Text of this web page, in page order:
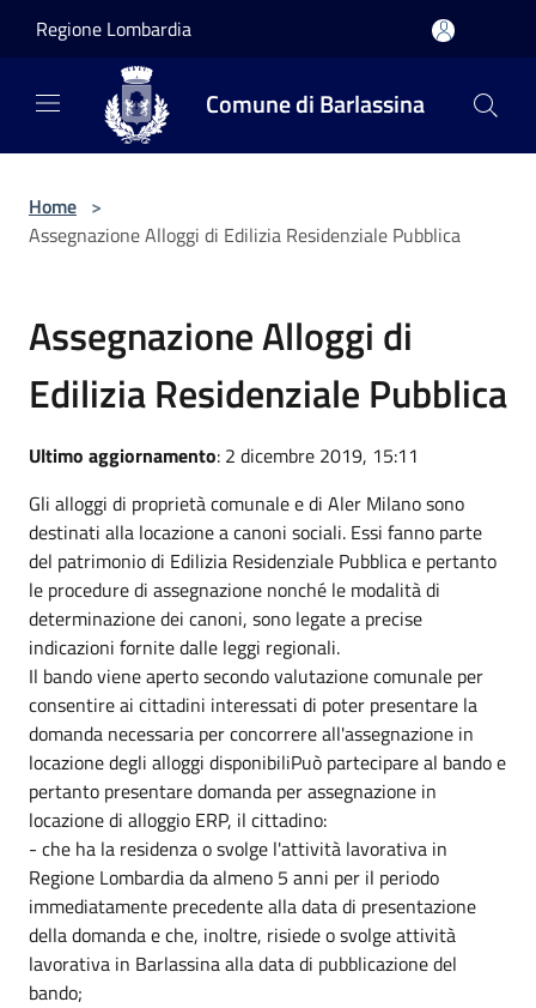
Regione Lombardia
Comune di Barlassina
Home >
Assegnazione Alloggi di Edilizia Residenziale Pubblica
Assegnazione Alloggi di
Edilizia Residenziale Pubblica
Ultimo aggiornamento: 2 dicembre 2019, 15:11
Gli alloggi di proprietà comunale e di Aler Milano sono
destinati alla locazione a canoni sociali. Essi fanno parte
del patrimonio di Edilizia Residenziale Pubblica e pertanto
le procedure di assegnazione nonché le modalità di
determinazione dei canoni, sono legate a precise
indicazioni fornite dalle leggi regionali.
Il bando viene aperto secondo valutazione comunale per
consentire ai cittadini interessati di poter presentare la
domanda necessaria per concorrere all'assegnazione in
locazione degli alloggi disponibiliPuò partecipare al bando e
pertanto presentare domanda per assegnazione in
locazione di alloggio ERP, il cittadino:
- che ha la residenza o svolge l'attività lavorativa in
Regione Lombardia da almeno 5 anni per il periodo
immediatamente precedente alla data di presentazione
della domanda e che, inoltre, risiede o svolge attività
lavorativa in Barlassina alla data di pubblicazione del
bando;